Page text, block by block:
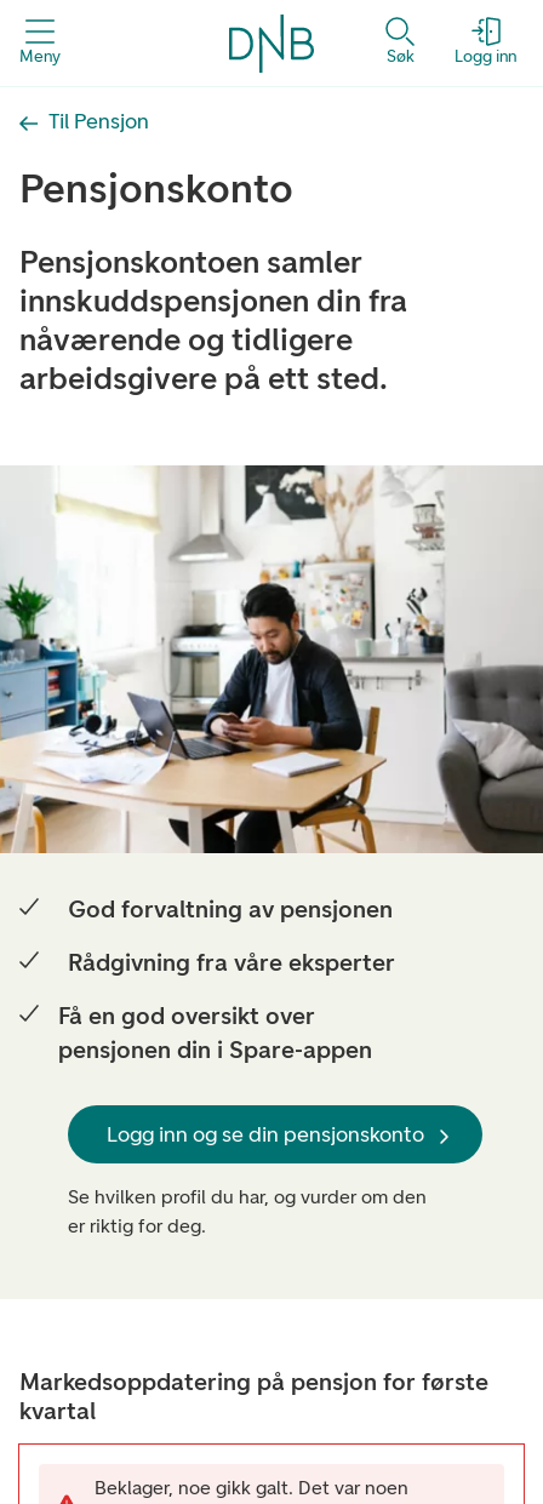
Meny Søk Logg inn
Til Pensjon
Pensjonskonto
Pensjonskontoen samler
innskuddspensjonen din fra
nåværende og tidligere
arbeidsgivere på ett sted.
God forvaltning av pensjonen
Rådgivning fra våre eksperter
Få en god oversikt over
pensjonen din i Spare-appen
Logg inn og se din pensjonskonto
Se hvilken profil du har, og vurder om den
er riktig for deg.
Markedsoppdatering på pensjon for første
kvartal
Beklager, noe gikk galt. Det var noen